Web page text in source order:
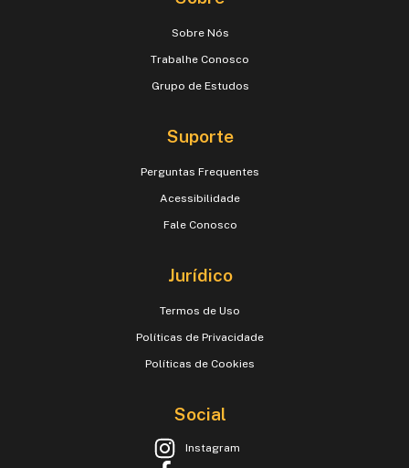
Sobre Nós
Trabalhe Conosco
Grupo de Estudos
Suporte
Perguntas Frequentes
Acessibilidade
Fale Conosco
Jurídico
Termos de Uso
Políticas de Privacidade
Políticas de Cookies
Social
Instagram